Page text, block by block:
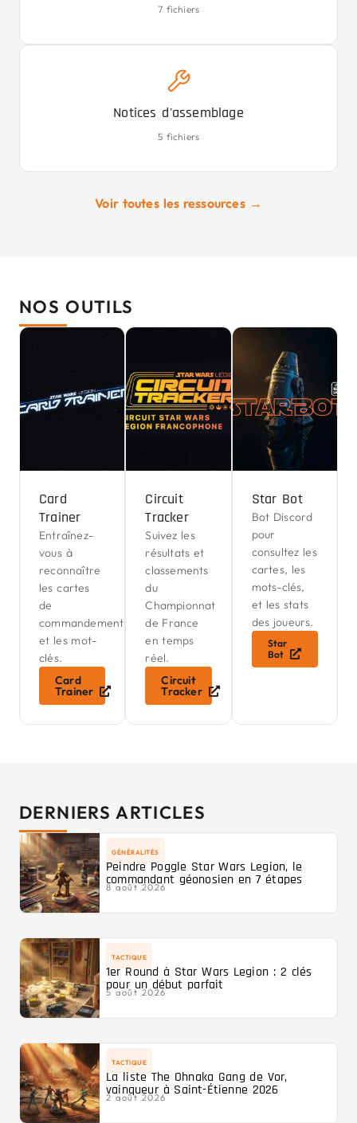
7 fichiers
Notices d'assemblage
5 fichiers
Voir toutes les ressources →
NOS OUTILS
Card
Trainer
Entraînez-
vous à
reconnaître
les cartes
de
commandement
et les mot-
clés.
Card
Trainer
Circuit
Tracker
Suivez les
résultats et
classements
du
Championnat
de France
en temps
réel.
Circuit
Tracker
Star Bot
Bot Discord
pour
consultez les
cartes, les
mots-clés,
et les stats
des joueurs.
Star
Bot
DERNIERS ARTICLES
GÉNÉRALITÉS
Peindre Poggle Star Wars Legion, le
commandant géonosien en 7 étapes
8 août 2026
TACTIQUE
1er Round à Star Wars Legion : 2 clés
pour un début parfait
5 août 2026
TACTIQUE
La liste The Ohnaka Gang de Vor,
vainqueur à Saint-Étienne 2026
2 août 2026